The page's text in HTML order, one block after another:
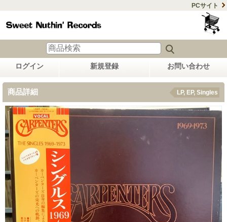
PCサイト
ログイン 新規登録 お問い合わせ
商品詳細 LP, EP, Singles